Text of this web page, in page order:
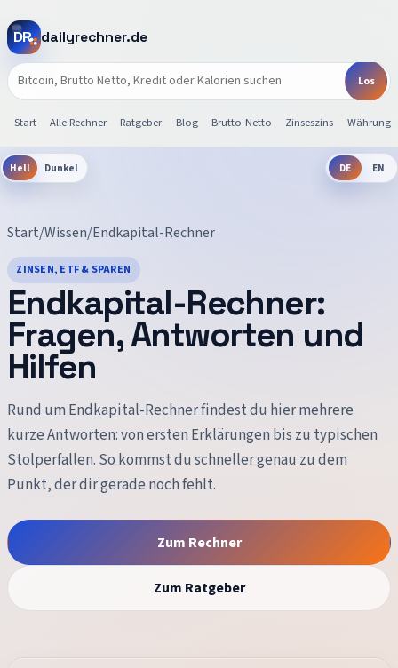
dailyrechner.de
Start Alle Rechner Ratgeber Blog Brutto-Netto Zinseszins
Hell Dunkel DE EN
Start/Wissen/Endkapital-Rechner
ZINSEN, ETF & SPAREN
Endkapital-Rechner:
Fragen, Antworten und
Hilfen
Rund um Endkapital-Rechnerfindest du hier mehrere
kurze Antworten: von ersten Erklärungen bis zu typischen
Stolperfallen. So kommst du schneller genau zu dem
Punkt, der dir gerade noch fehlt.
Zum Rechner
Zum Ratgeber